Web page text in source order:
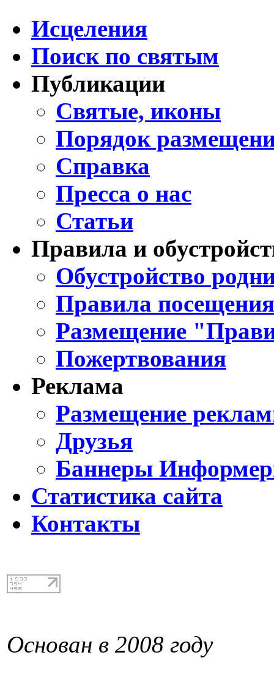
Исцеления
Поиск по святым
Публикации
Святые, иконы
Порядок
Справка
Пресса о нас
Статьи
Правила и
Обустройство
Правила
Размещение
Пожертвования
Реклама
Размещение
Друзья
Баннеры
Статистика сайта
Контакты
Основан в 2008 году